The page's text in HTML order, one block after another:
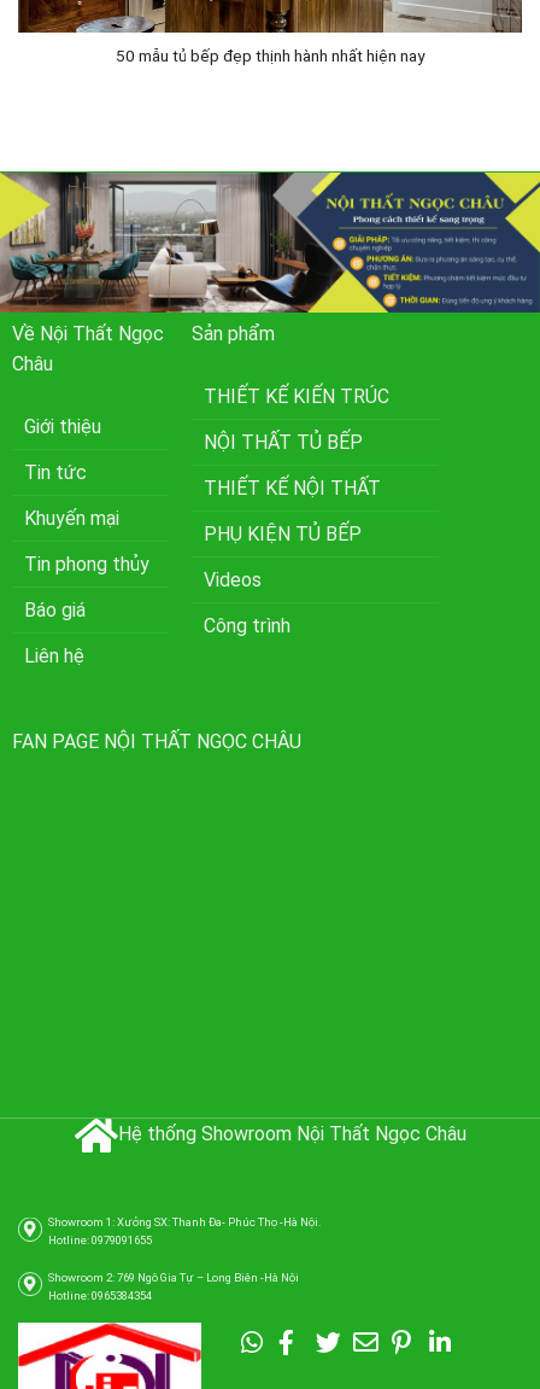
50 mẫu tủ bếp đẹp thịnh hành nhất hiện nay
Về Nội Thất Ngọc
Châu
Giới thiệu
Tin tức
Khuyến mại
Tin phong thủy
Báo giá
Liên hệ
Sản phẩm
THIẾT KẾ KIẾN TRÚC
NỘI THẤT TỦ BẾP
THIẾT KẾ NỘI THẤT
PHỤ KIỆN TỦ BẾP
Videos
Công trình
FAN PAGE NỘI THẤT NGỌC CHÂU
Hệ thống Showroom Nội Thất Ngọc Châu
Showroom 1: Xưởng SX: Thanh Đa- Phúc Thọ -Hà Nội.
Hotline: 0979091655
Showroom 2: 769 Ngô Gia Tự – Long Biên -Hà Nội
Hotline: 0965384354